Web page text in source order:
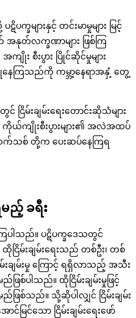
ျားနှင့် တင်းမာမှုများ မြင့်
နုတ်လက္ခဏာများ ဖြစ်ကြ
း စီးပွား ပြိုင်ဆိုင်မှုများ
ြုနေကြသည်ကို ကမ္ဘာ့နေရာအနှံ့ တွေ့
မ်းချမ်းရေးတောင်းဆိုသံများ
င့် ကိုယ်ကျိုးစီးပွားများ၏ အလဲအထပ်
ဆက်သစ် တို့က ပေးဆပ်နေကြရ
ည့် ခရီး
ါသည်။ ပဋိပက္ခဒေသတွင်
ငြိမ်းချမ်းရေးသည် တစ်ဦး၊ တစ်
ချမ်းမှု ကြောင့် ရရှိလာသည့် အသီး
ဖြစ်ပါသည်။ ထိုငြိမ်းချမ်းမှုဖြင့်
ြစ်သည်။ သို့ဆိုပါလျှင် ငြိမ်းချမ်း
ြင်သော ငြိမ်းချမ်းရေးဖော်